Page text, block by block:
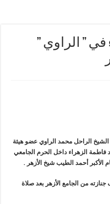
في ” الراوي ”
الراحل محمد الراوي عضو هيئة
فاطمة الزهراء داخل الحرم الجامعي
الأكبر أحمد الطيب شيخ الأزهر .
من الجامع الأزهر بعد صلاة